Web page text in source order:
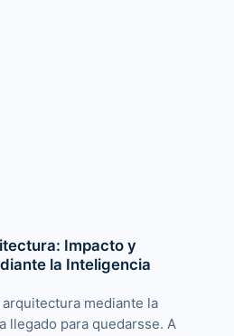
Impacto y
la Inteligencia
mediante la
llegado para quedarsse. A